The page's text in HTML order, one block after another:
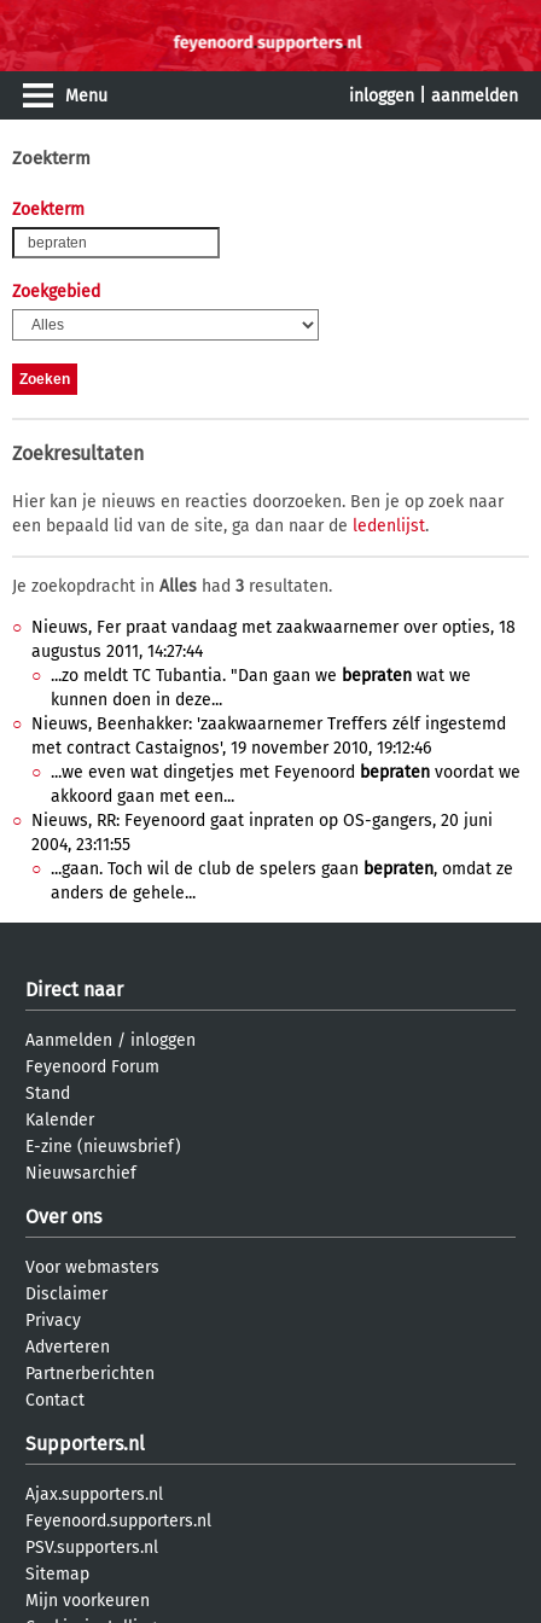
Menu inloggen aanmelden
Zoekterm
Zoekterm
Zoekgebied
Zoekresultaten
Hier kan je nieuws en reacties doorzoeken. Ben je op zoek naar
een bepaald lid van de site, ga dan naar de ledenlijst.
Je zoekopdracht in Alles had 3 resultaten.
Nieuws, Fer praat vandaag met zaakwaarnemer over opties, 18
augustus 2011, 14:27:44
...zo meldt TC Tubantia. "Dan gaan we bepraten wat we
kunnen doen in deze...
Nieuws, Beenhakker: 'zaakwaarnemer Treffers zélf ingestemd
met contract Castaignos', 19 november 2010, 19:12:46
...we even wat dingetjes met Feyenoord bepraten voordat we
akkoord gaan met een...
Nieuws, RR: Feyenoord gaat inpraten op OS-gangers, 20 juni
2004, 23:11:55
...gaan. Toch wil de club de spelers gaan bepraten, omdat ze
anders de gehele...
Direct naar
Aanmelden / inloggen
Feyenoord Forum
Stand
Kalender
E-zine (nieuwsbrief)
Nieuwsarchief
Over ons
Voor webmasters
Disclaimer
Privacy
Adverteren
Partnerberichten
Contact
Supporters.nl
Ajax.supporters.nl
Feyenoord.supporters.nl
PSV.supporters.nl
Sitemap
Mijn voorkeuren